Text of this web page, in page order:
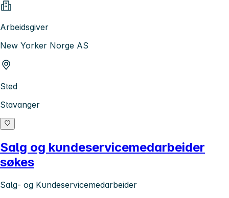
Arbeidsgiver
New Yorker Norge AS
Sted
Stavanger
Salg og kundeservicemedarbeider
søkes
Salg- og Kundeservicemedarbeider